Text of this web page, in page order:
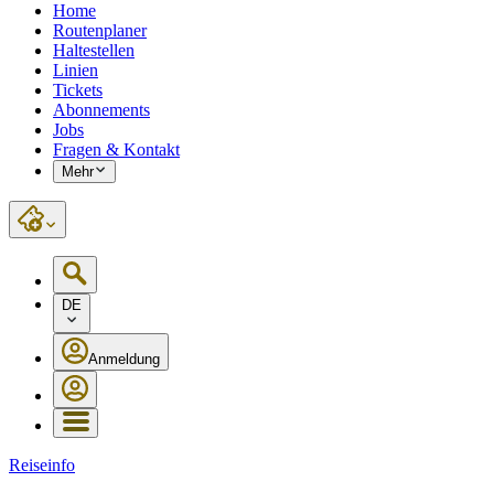
Home
Routenplaner
Haltestellen
Linien
Tickets
Abonnements
Jobs
Fragen & Kontakt
Mehr
DE
Anmeldung
Reiseinfo